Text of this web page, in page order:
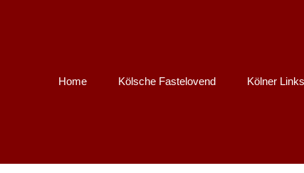
Home Kölsche Fastelovend Kölner Links